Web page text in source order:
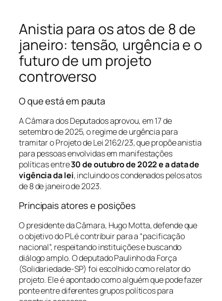
Anistia para os atos de 8 de
janeiro: tensão, urgência e o
futuro de um projeto
controverso
O que está em pauta
A Câmara dos Deputados aprovou, em 17 de
setembro de 2025, o regime de urgência para
tramitar o Projeto de Lei 2162/23, que propõe anistia
para pessoas envolvidas em manifestações
políticas entre30 de outubro de 2022 e a data de
vigência da lei, incluindo os condenados pelos atos
de 8 de janeiro de 2023.
Principais atores e posições
O presidente da Câmara, Hugo Motta, defende que
o objetivo do PL é contribuir para a “pacificação
nacional”, respeitando instituições e buscando
diálogo amplo. O deputado Paulinho da Força
(Solidariedade-SP) foi escolhido como relator do
projeto. Ele é apontado como alguém que pode fazer
ponte entre diferentes grupos políticos para